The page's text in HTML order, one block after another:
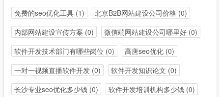
免费的seo优化工具(1) 北京B2B网站建设公司价格 (0)
内部网站建设宣传方案 (0) 微信端网站建设公司哪里好(0)
软件开发技术部门有哪些岗位 (0) 高唐seo优化(0)
一对一视频直播软件开发(0) 软件开发知识论文 (0)
长沙专业seo优化多少钱(0) 软件开发培训机构多少钱(0)